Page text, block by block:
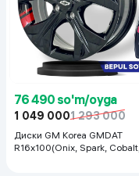
76 490 so'm/oyga
1 049 0001 293 000
Диски GM Korea GMDAT
R16x100(Onix, Spark, Cobalt,